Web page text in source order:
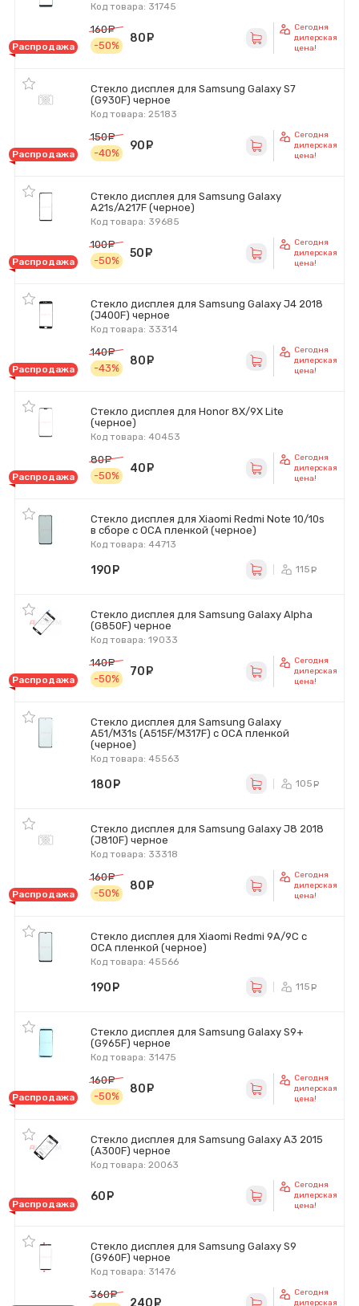
Код товара: 31745
Распродажа
160
руб.
-50%
80
Сегодня
дилерская
цена!
Стекло дисплея для Samsung Galaxy S7
(G930F) черное
Код товара: 25183
Распродажа
150
руб.
-40%
90
Сегодня
дилерская
цена!
Стекло дисплея для Samsung Galaxy
A21s/A217F (черное)
Код товара: 39685
Распродажа
100
руб.
-50%
50
Сегодня
дилерская
цена!
Стекло дисплея для Samsung Galaxy J4 2018
(J400F) черное
Код товара: 33314
Распродажа
140
руб.
-43%
80
Сегодня
дилерская
цена!
Стекло дисплея для Honor 8X/9X Lite
(черное)
Код товара: 40453
Распродажа
80
руб.
-50%
40
Сегодня
дилерская
цена!
Стекло дисплея для Xiaomi Redmi Note 10/10s
в сборе с OCA пленкой (черное)
Код товара: 44713
190 115
Стекло дисплея для Samsung Galaxy Alpha
(G850F) черное
Код товара: 19033
Распродажа
140
руб.
-50%
70
Сегодня
дилерская
цена!
Стекло дисплея для Samsung Galaxy
A51/M31s (A515F/M317F) с OCA пленкой
(черное)
Код товара: 45563
180 105
Стекло дисплея для Samsung Galaxy J8 2018
(J810F) черное
Код товара: 33318
Распродажа
160
руб.
-50%
80
Сегодня
дилерская
цена!
Стекло дисплея для Xiaomi Redmi 9A/9C с
OCA пленкой (черное)
Код товара: 45566
190 115
Стекло дисплея для Samsung Galaxy S9+
(G965F) черное
Код товара: 31475
Распродажа
160
руб.
-50%
80
Сегодня
дилерская
цена!
Стекло дисплея для Samsung Galaxy A3 2015
(A300F) черное
Код товара: 20063
Распродажа
60
Сегодня
дилерская
цена!
Стекло дисплея для Samsung Galaxy S9
(G960F) черное
Код товара: 31476
360
Сегодня
дилерская